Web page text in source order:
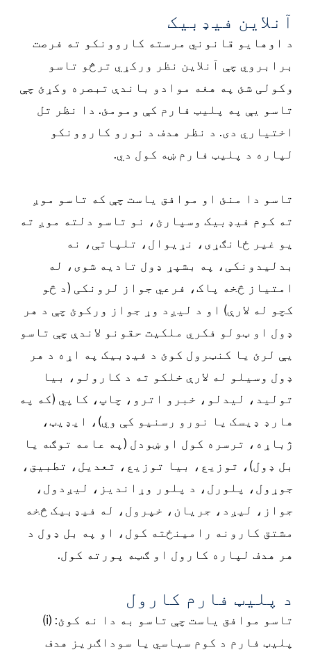
آنلاین فیډبیک
د اوهایو قانوني مرسته کاروونکو ته فرصت
برابروي چې آنلاین نظر ورکړي ترڅو تاسو
وکولی شئ په هغه موادو باندې تبصره وکړئ چې
تاسو یې په پلیټ فارم کې ومومئ. دا نظر تل
اختیاري دی. د نظر هدف د نورو کاروونکو
لپاره د پلیټ فارم ښه کول دي.
تاسو دا منئ او موافق یاست چې که تاسو موږ
ته کوم فیډبیک وسپارئ، نو تاسو دلته موږ ته
یو غیر ځانګړی، نړیوال، تلپاتې، نه
بدلیدونکی، په بشپړ ډول تادیه شوی، له
امتیاز څخه پاک، فرعي جواز لرونکی (د څو
کچو له لارې) او د لیږد وړ جواز ورکوئ چې د هر
ډول او ټولو فکري ملکیت حقونو لاندې چې تاسو
یې لرئ یا کنټرول کوئ د فیډبیک په اړه د هر
ډول وسیلو له لارې خلکو ته د کارولو، بیا
تولید، لیدلو، خبرو اترو، چاپ، کاپي (که په
هارډ ډیسک یا نورو رسنیو کې وي)، ایډیټ،
ژباړه، ترسره کول او ښودل (په عامه توګه یا
بل ډول)، توزیع، بیا توزیع، تعدیل، تطبیق،
جوړول، پلورل، د پلور وړاندیز، لیږدول،
جواز، لیږد، جریان، خپرول، له فیډبیک څخه
مشتق کارونه رامینځته کول، او په بل ډول د
هر هدف لپاره کارول او ګټه پورته کول.
د پلیټ فارم کارول
تاسو موافق یاست چې تاسو به دا نه کوئ: (i)
پلیټ فارم د کوم سیاسي یا سوداګریز هدف